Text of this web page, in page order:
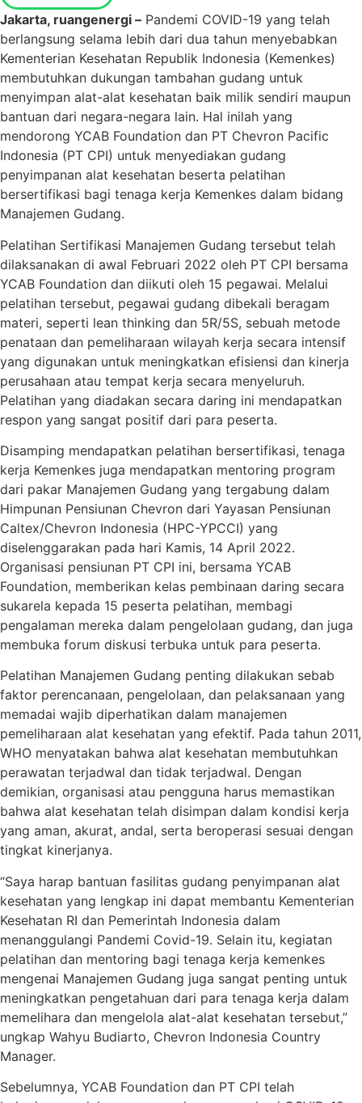
Jakarta, ruangenergi – Pandemi COVID-19 yang telah
berlangsung selama lebih dari dua tahun menyebabkan
Kementerian Kesehatan Republik Indonesia (Kemenkes)
membutuhkan dukungan tambahan gudang untuk
menyimpan alat-alat kesehatan baik milik sendiri maupun
bantuan dari negara-negara lain. Hal inilah yang
mendorong YCAB Foundation dan PT Chevron Pacific
Indonesia (PT CPI) untuk menyediakan gudang
penyimpanan alat kesehatan beserta pelatihan
bersertifikasi bagi tenaga kerja Kemenkes dalam bidang
Manajemen Gudang.
Pelatihan Sertifikasi Manajemen Gudang tersebut telah
dilaksanakan di awal Februari 2022 oleh PT CPI bersama
YCAB Foundation dan diikuti oleh 15 pegawai. Melalui
pelatihan tersebut, pegawai gudang dibekali beragam
materi, seperti lean thinking dan 5R/5S, sebuah metode
penataan dan pemeliharaan wilayah kerja secara intensif
yang digunakan untuk meningkatkan efisiensi dan kinerja
perusahaan atau tempat kerja secara menyeluruh.
Pelatihan yang diadakan secara daring ini mendapatkan
respon yang sangat positif dari para peserta.
Disamping mendapatkan pelatihan bersertifikasi, tenaga
kerja Kemenkes juga mendapatkan mentoring program
dari pakar Manajemen Gudang yang tergabung dalam
Himpunan Pensiunan Chevron dari Yayasan Pensiunan
Caltex/Chevron Indonesia (HPC-YPCCI) yang
diselenggarakan pada hari Kamis, 14 April 2022.
Organisasi pensiunan PT CPI ini, bersama YCAB
Foundation, memberikan kelas pembinaan daring secara
sukarela kepada 15 peserta pelatihan, membagi
pengalaman mereka dalam pengelolaan gudang, dan juga
membuka forum diskusi terbuka untuk para peserta.
Pelatihan Manajemen Gudang penting dilakukan sebab
faktor perencanaan, pengelolaan, dan pelaksanaan yang
memadai wajib diperhatikan dalam manajemen
pemeliharaan alat kesehatan yang efektif. Pada tahun 2011,
WHO menyatakan bahwa alat kesehatan membutuhkan
perawatan terjadwal dan tidak terjadwal. Dengan
demikian, organisasi atau pengguna harus memastikan
bahwa alat kesehatan telah disimpan dalam kondisi kerja
yang aman, akurat, andal, serta beroperasi sesuai dengan
tingkat kinerjanya.
“Saya harap bantuan fasilitas gudang penyimpanan alat
kesehatan yang lengkap ini dapat membantu Kementerian
Kesehatan RI dan Pemerintah Indonesia dalam
menanggulangi Pandemi Covid-19. Selain itu, kegiatan
pelatihan dan mentoring bagi tenaga kerja kemenkes
mengenai Manajemen Gudang juga sangat penting untuk
meningkatkan pengetahuan dari para tenaga kerja dalam
memelihara dan mengelola alat-alat kesehatan tersebut,”
ungkap Wahyu Budiarto, Chevron Indonesia Country
Manager.
Sebelumnya, YCAB Foundation dan PT CPI telah